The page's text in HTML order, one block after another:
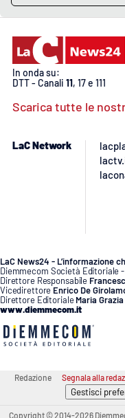
LAC
NETWORK
Lacplay.it
Lactv.it
Ilreggino.it
Cosenzachannel.it
In onda su:
DTT - Canali 11, 17 e 111
Scarica tutte le
LaC Network
LaC News24 - L’informazione
Diemmecom Società Editoriale
Direttore Responsabile
Vicedirettore Enrico De
Direttore Editoriale Maria
www.diemmecom.it
Redazione Segnala alla
Gestisci
Copyright © 2014-2026